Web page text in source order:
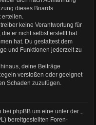
dieses Boards
erteilen.
keine Verantwortung für
er nicht selbst erstellt hat
hat. Du gestattest dem
und Funktionen jederzeit zu
deine Beiträge
verstoßen oder geeignet
Schaden zuzufügen.
phpBB um eine unter der „
bereitgestellten Foren-